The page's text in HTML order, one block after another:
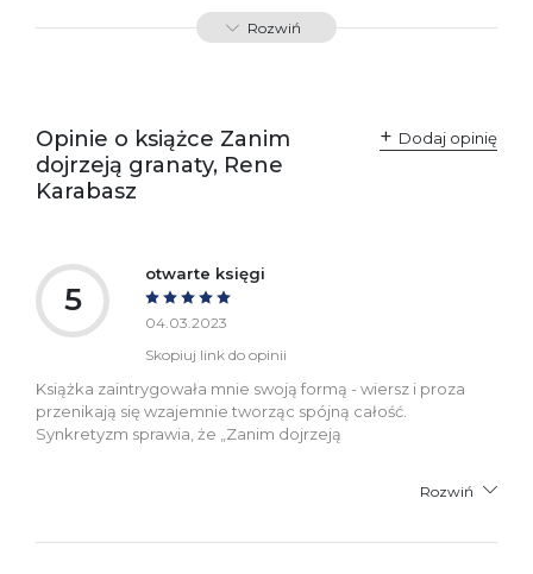
SKU: E800306
Polska
kontakt@wydajenamsie.pl
+48 61 623 38 38
Rozwiń
Opinie o książce Zanim
dojrzeją granaty, Rene
Karabasz
Dodaj opinię
5
otwarte księgi
04.03.2023
Skopiuj link do opinii
Książka zaintrygowała mnie swoją formą - wiersz i proza
przenikają się wzajemnie tworząc spójną całość.
Synkretyzm sprawia, że „Zanim dojrzeją
Rozwiń